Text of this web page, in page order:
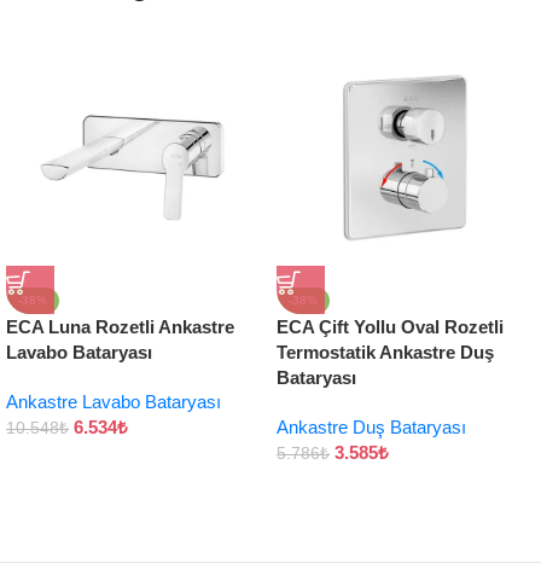
-38%
ECA Luna Rozetli Ankastre
Lavabo Bataryası
Ankastre Lavabo Bataryası
10.548₺ 6.534₺
-38%
ECA Çift Yollu Oval Rozetli
Termostatik Ankastre Duş
Bataryası
Ankastre Duş Bataryası
5.786₺ 3.585₺